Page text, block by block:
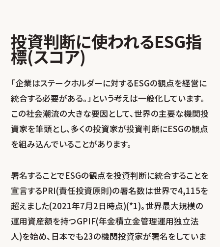
投資判断に使われるESG指
標(スコア)
「企業はステークホルダーに対するESGの観点を経営に
統合する必要がある。」という考えは一般化しています。
この社会潮流の大きな要因として、世界の主要な機関投
資家を筆頭とし、多くの投資家が投資判断にESGの観点
を組み込んでいることがあります。
署名することでESGの観点を投資判断に統合することを
宣言するPRI(責任投資原則)の署名数は世界で4,115を
超えました(2021年7月2日時点)(*1)。世界最大規模の
運用資産額を持つGPIF(年金積立金管理運用独立法
人)を始め、日本でも23の機関投資家が署名をしていま